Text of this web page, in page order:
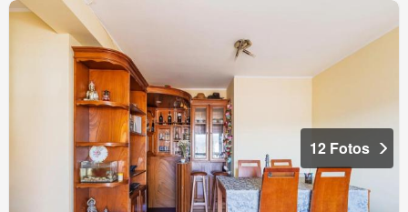
12 Fotos